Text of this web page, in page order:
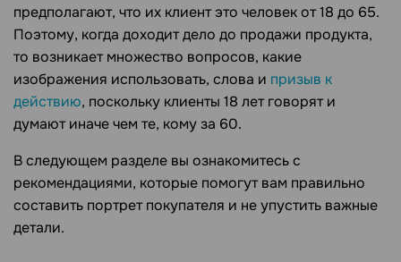
предполагают, что их клиент это человек от 18 до 65.
Поэтому, когда доходит дело до продажи продукта,
то возникает множество вопросов, какие
изображения использовать, слова и призыв к
действию, поскольку клиенты 18 лет говорят и
думают иначе чем те, кому за 60.
В следующем разделе вы ознакомитесь с
рекомендациями, которые помогут вам правильно
составить портрет покупателя и не упустить важные
детали.